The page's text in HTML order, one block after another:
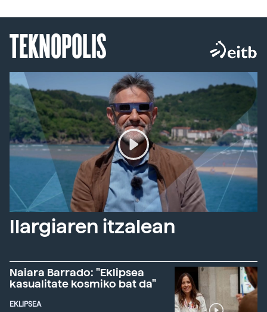
TEKNOPOLIS
Ilargiaren itzalean
Naiara Barrado: "Eklipsea
kasualitate kosmiko bat da"
EKLIPSEA